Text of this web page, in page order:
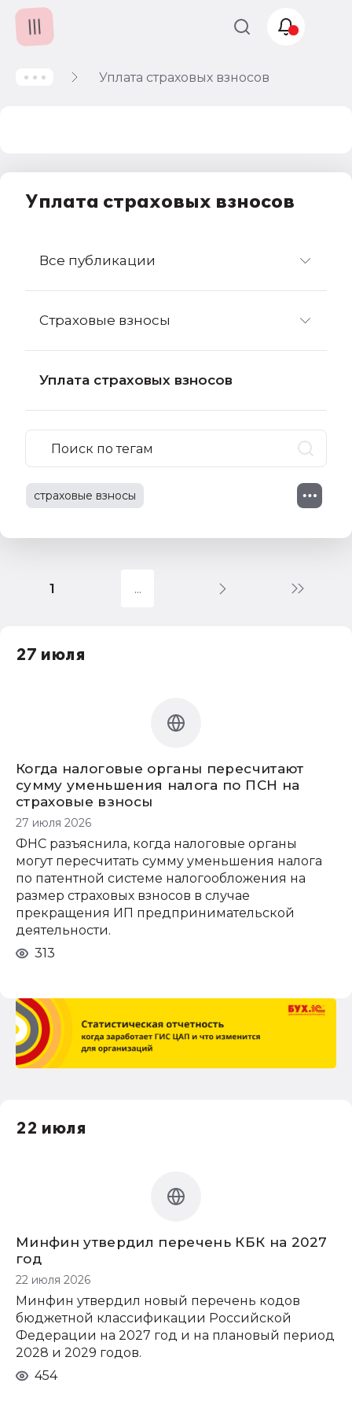
Уплата страховых взносов
Уплата страховых взносов
Все публикации
Страховые взносы
Уплата страховых взносов
страховые взносы
взноcы в ПФР уплата налогов
индивидуальный предприниматель
обязательное страхование от несчастных
случаев на производстве
1
27 июля
Когда налоговые органы пересчитают
сумму уменьшения налога по ПСН на
страховые взносы
27 июля 2026
ФНС разъяснила, когда налоговые органы
могут пересчитать сумму уменьшения налога
по патентной системе налогообложения на
размер страховых взносов в случае
прекращения ИП предпринимательской
деятельности.
313
22 июля
Минфин утвердил перечень КБК на 2027
год
22 июля 2026
Минфин утвердил новый перечень кодов
бюджетной классификации Российской
Федерации на 2027 год и на плановый период
2028 и 2029 годов.
454
Учет и